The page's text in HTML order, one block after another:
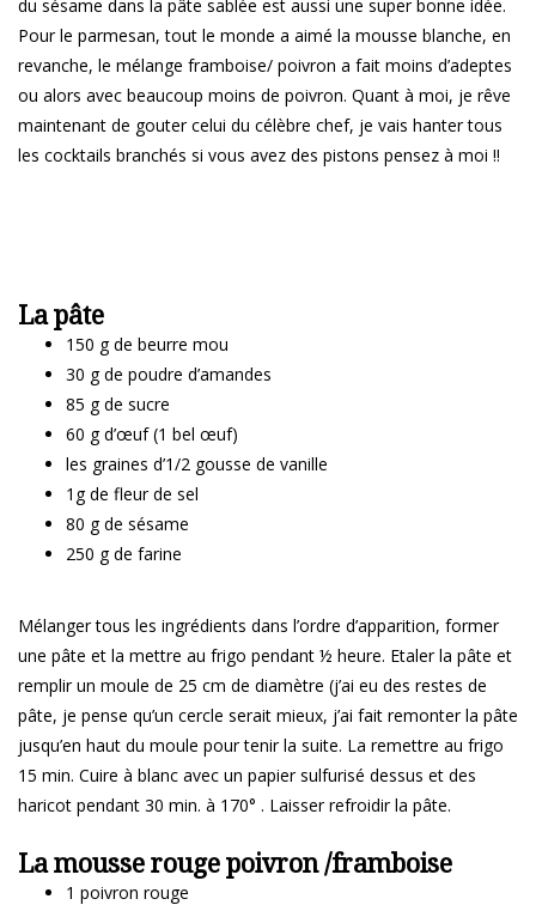
du sésame dans la pâte sablée est aussi une super bonne idée.
Pour le parmesan, tout le monde a aimé la mousse blanche, en
revanche, le mélange framboise/ poivron a fait moins d’adeptes
ou alors avec beaucoup moins de poivron. Quant à moi, je rêve
maintenant de gouter celui du célèbre chef, je vais hanter tous
les cocktails branchés si vous avez des pistons pensez à moi !!
La pâte
150 g de beurre mou
30 g de poudre d’amandes
85 g de sucre
60 g d’œuf (1 bel œuf)
les graines d’1/2 gousse de vanille
1g de fleur de sel
80 g de sésame
250 g de farine
Mélanger tous les ingrédients dans l’ordre d’apparition, former
une pâte et la mettre au frigo pendant ½ heure. Etaler la pâte et
remplir un moule de 25 cm de diamètre (j’ai eu des restes de
pâte, je pense qu’un cercle serait mieux, j’ai fait remonter la pâte
jusqu’en haut du moule pour tenir la suite. La remettre au frigo
15 min. Cuire à blanc avec un papier sulfurisé dessus et des
haricot pendant 30 min. à 170° . Laisser refroidir la pâte.
La mousse rouge poivron /framboise
1 poivron rouge